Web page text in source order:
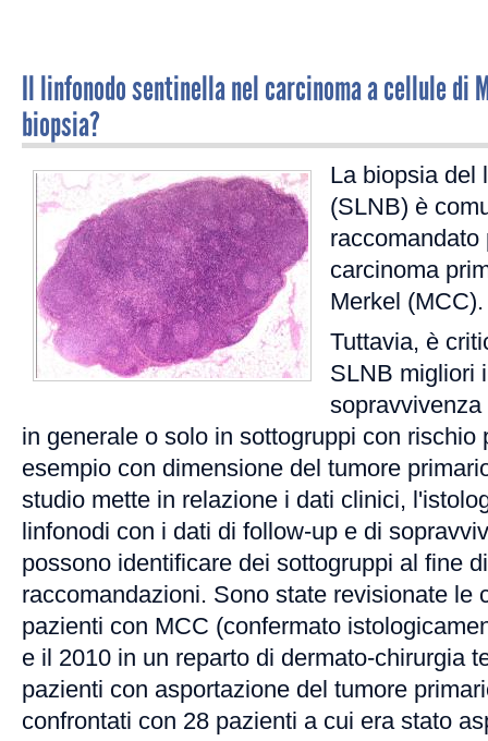
Il linfonodo sentinella nel carcinoma a cellule di
biopsia?
La biopsia del
(SLNB) è
carcinoma
Merkel (MCC).
Tuttavia, è
SLNB migliori
in generale o solo in sottogruppi con rischio
esempio con dimensione del tumore
studio mette in relazione i dati clinici,
linfonodi con i dati di follow-up e di
possono identificare dei sottogruppi al fine
raccomandazioni. Sono state revisionate le
pazienti con MCC (confermato
e il 2010 in un reparto di dermato-chirurgia
pazienti con asportazione del tumore
confrontati con 28 pazienti a cui era stato